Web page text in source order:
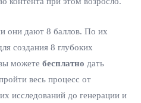
они дают 8 баллов. По их
создания 8 глубоких
можете бесплатно дать
весь процесс от
исследований до генерации и